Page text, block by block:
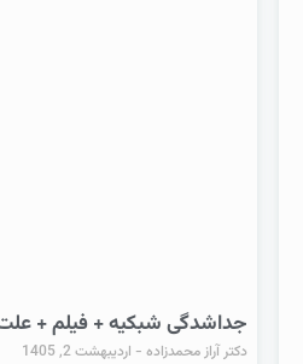
جداشدگی شبکیه + فیلم +
دکتر آراز محمدزاده اردیبهشت 2, 1405